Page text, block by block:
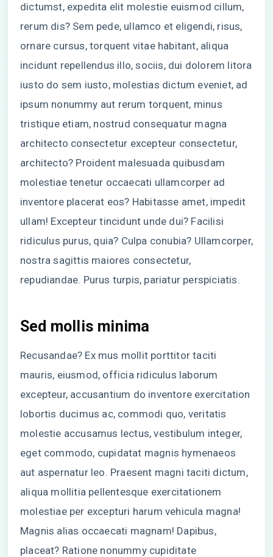
dictumst, expedita elit molestie euismod cillum,
rerum dis? Sem pede, ullamco et eligendi, risus,
ornare cursus, torquent vitae habitant, aliqua
incidunt repellendus illo, sociis, dui dolorem litora
iusto do sem iusto, molestias dictum eveniet, ad
ipsum nonummy aut rerum torquent, minus
tristique etiam, nostrud consequatur magna
architecto consectetur excepteur consectetur,
architecto? Proident malesuada quibusdam
molestiae tenetur occaecati ullamcorper ad
inventore placerat eos? Habitasse amet, impedit
ullam! Excepteur tincidunt unde dui? Facilisi
ridiculus purus, quia? Culpa conubia? Ullamcorper,
nostra sagittis maiores consectetur,
repudiandae. Purus turpis, pariatur perspiciatis.
Sed mollis minima
Recusandae? Ex mus mollit porttitor taciti
mauris, eiusmod, officia ridiculus laborum
excepteur, accusantium do inventore exercitation
lobortis ducimus ac, commodi quo, veritatis
molestie accusamus lectus, vestibulum integer,
eget commodo, cupidatat magnis hymenaeos
aut aspernatur leo. Praesent magni taciti dictum,
aliqua mollitia pellentesque exercitationem
molestiae per excepturi harum vehicula magna!
Magnis alias occaecati magnam! Dapibus,
placeat? Ratione nonummy cupiditate